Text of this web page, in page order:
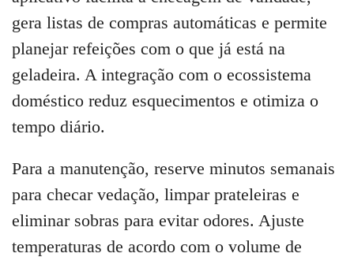
gera listas de compras automáticas e permite
planejar refeições com o que já está na
geladeira. A integração com o ecossistema
doméstico reduz esquecimentos e otimiza o
tempo diário.
Para a manutenção, reserve minutos semanais
para checar vedação, limpar prateleiras e
eliminar sobras para evitar odores. Ajuste
temperaturas de acordo com o volume de